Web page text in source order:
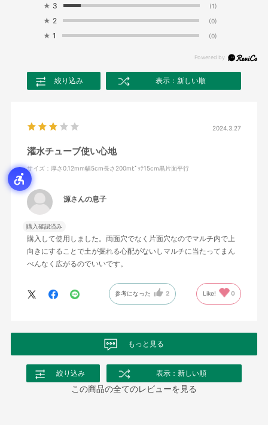
★ 3 (1)
★ 2 (0)
★ 1 (0)
絞り込み 表示：新しい順
2024.3.27
灌水チューブ使い心地
サイズ：厚さ0.12mm幅5cm長さ200mﾋﾟｯﾁ15cm黒片面平行
源さんの息子
購入確認済み
購入して使用しました。両面穴でなく片面穴なのでマルチ内で上
向きにすることで土が掘れる心配がないしマルチに当たってまん
べんなく広がるのでいいです。
参考になった 2 Like! 0
もっと見る
絞り込み 表示：新しい順
この商品の全てのレビューを見る